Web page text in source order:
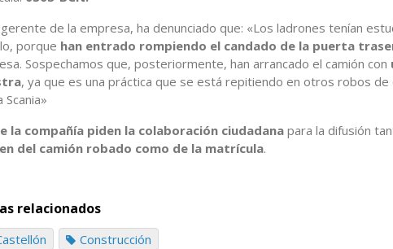
de la empresa, ha denunciado que: «Los ladrones tenían
porque han entrado rompiendo el candado de la puerta
Sospechamos que, posteriormente, han arrancado el camión con
, ya que es una práctica que se está repitiendo en otros robos de
Scania»
la compañía piden la colaboración ciudadana para la difusión
del camión robado como de la matrícula.
relacionados
Construcción